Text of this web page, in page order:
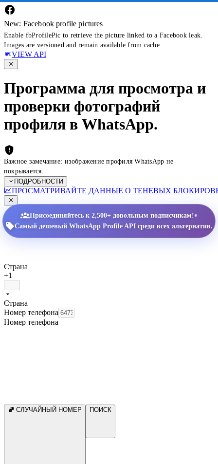
New: Facebook profile pictures
Enable fbProfilePic to retrieve the picture linked to a Facebook leak.
Images are versioned and remain available from cache.
VIEW API
Программа для просмотра и
проверки фотографий
профиля в WhatsApp.
Важное замечание: изображение профиля WhatsApp не
покрывается.
ПОДРОБНОСТИ
ПРОСМАТРИВАЙТЕ ДАННЫЕ О ТЕНЕВЫХ
Присоединяйтесь к 2,500+ довольным подписчикам!•
Самый дешевый WhatsApp Profile API среди всех альтернатив.
Страна
+1
Страна
Номер телефона
Номер телефона
СЛУЧАЙНЫЙ НОМЕР ПОИСК